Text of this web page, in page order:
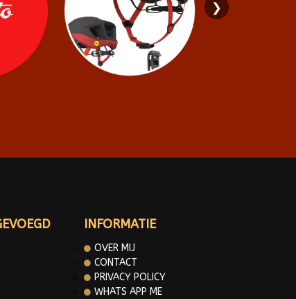
❯
INFORMATIE
OVER MIJ
CONTACT
PRIVACY POLICY
WHATS APP ME